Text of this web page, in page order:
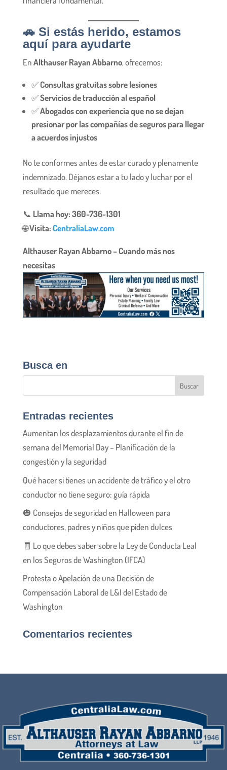
🚗 Si estás herido, estamos
aquí para ayudarte
EnAlthauser Rayan Abbarno, ofrecemos:
✅Consultas gratuitas sobre lesiones
✅Servicios de traducción al español
✅Abogados con experiencia que no se dejan
presionar por las compañías de seguros para llegar
a acuerdos injustos
No te conformes antes de estar curado y plenamente
indemnizado. Déjanos estar a tu lado y luchar por el
resultado que mereces.
📞 Llama hoy: 360-736-1301
🌐Visita: CentraliaLaw.com
Althauser Rayan Abbarno – Cuando más nos
necesitas
Busca en
Entradas recientes
Aumentan los desplazamientos durante el fin de
semana del Memorial Day – Planificación de la
congestión y la seguridad
Qué hacer si tienes un accidente de tráfico y el otro
conductor no tiene seguro: guía rápida
🎃 Consejos de seguridad en Halloween para
conductores, padres y niños que piden dulces
🧾 Lo que debes saber sobre la Ley de Conducta Leal
en los Seguros de Washington (IFCA)
Protesta o Apelación de una Decisión de
Compensación Laboral de L&I del Estado de
Washington
Comentarios recientes